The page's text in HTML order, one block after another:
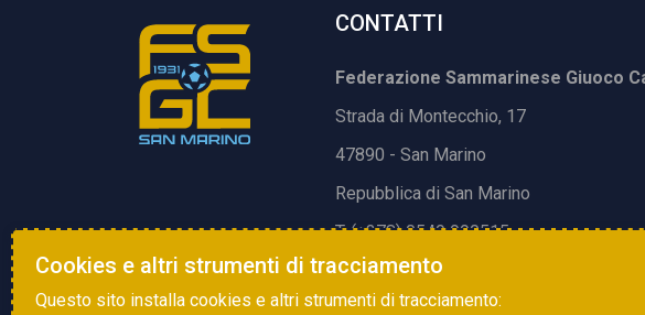
CONTATTI
Federazione Sammarinese Giuoco
Strada di Montecchio, 17
47890 - San Marino
Repubblica di San Marino
T. (+378) 0549 990515
E.info@fsgc.sm
Cookies e altri strumenti di tracciamento
Questo sito installa cookies e altri strumenti di tracciamento: